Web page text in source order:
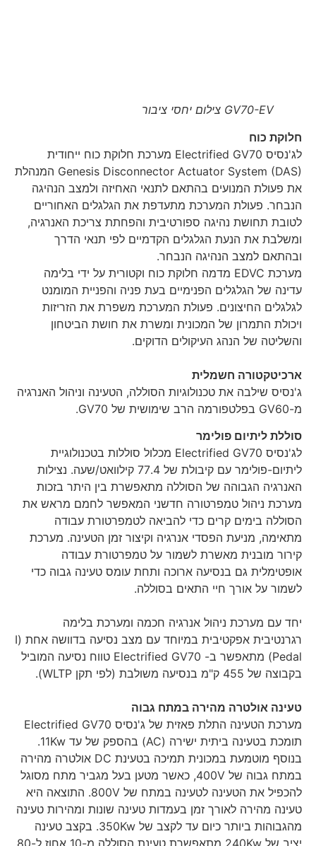
GV70-EV צילום יחסי ציבור
חלוקת כוח
לג'נסיס Electrified GV70 מערכת חלוקת כוח ייחודית
Genesis Disconnector Actuator System (DAS) המנהלת
את פעולת המנועים בהתאם לתנאי האחיזה ולמצב הנהיגה
הנבחר. פעולת המערכת מתעדפת את הגלגלים האחוריים
לטובת תחושת נהיגה ספורטיבית והפחתת צריכת האנרגיה,
ומשלבת את הנעת הגלגלים הקדמיים לפי תנאי הדרך
ובהתאם למצב הנהיגה הנבחר.
מערכת EDVC מדמה חלוקת כוח וקטורית על ידי בלימה
עדינה של הגלגלים הפנימיים בעת פניה והפניית המומנט
לגלגלים החיצונים. פעולת המערכת משפרת את הזריזות
ויכולת התמרון של המכונית ומשרת את חושת הביטחון
והשליטה של הנהג העיקולים הדוקים.
ארכיטקטורה חשמלית
ג'נסיס שילבה את טכנולוגיות הסוללה, הטעינה וניהול האנרגיה
מ-GV60 בפלטפורמה הרב שימושית של GV70.
סוללת ליתיום פולימר
לג'נסיס Electrified GV70 מכלול סוללות בטכנולוגיית
ליתיום-פולימר עם קיבולת של 77.4 קילוואט/שעה. נצילות
האנרגיה הגבוהה של הסוללה מתאפשרת בין היתר בזכות
מערכת ניהול טמפרטורה חדשני המאפשר לחמם מראש את
הסוללה בימים קרים כדי להביאה לטמפרטורת עבודה
מתאימה, מניעת הפסדי אנרגיה וקיצור זמן הטעינה. מערכת
קירור מובנית מאשרת לשמור על טמפרטורת עבודה
אופטימלית גם בנסיעה ארוכה ותחת עומס טעינה גבוה כדי
לשמור על אורך חיי התאים בסוללה.
יחד עם מערכת ניהול אנרגיה חכמה ומערכת בלימה
רגרנטיבית אפקטיבית במיוחד עם מצב נסיעה בדוושה אחת (I
Pedal) מתאפשר ב- Electrified GV70 טווח נסיעה המוביל
בקבוצה של 455 ק"מ בנסיעה משולבת (לפי תקן WLTP).
טעינה אולטרה מהירה במתח גבוה
מערכת הטעינה התלת פאזית של ג'נסיס Electrified GV70
תומכת בטעינה ביתית ישירה (AC) בהספק של עד 11Kw.
בנוסף מוטמעת במכונית תמיכה בטעינת DC אולטרה מהירה
במתח גבוה של 400V, כאשר מטען בעל מגביר מתח מסוגל
להכפיל את הטעינה לטעינה במתח של 800V. התוצאה היא
טעינה מהירה לאורך זמן בעמדות טעינה שונות ומהירות טעינה
מהגבוהות ביותר כיום עד לקצב של 350Kw. בקצב טעינה